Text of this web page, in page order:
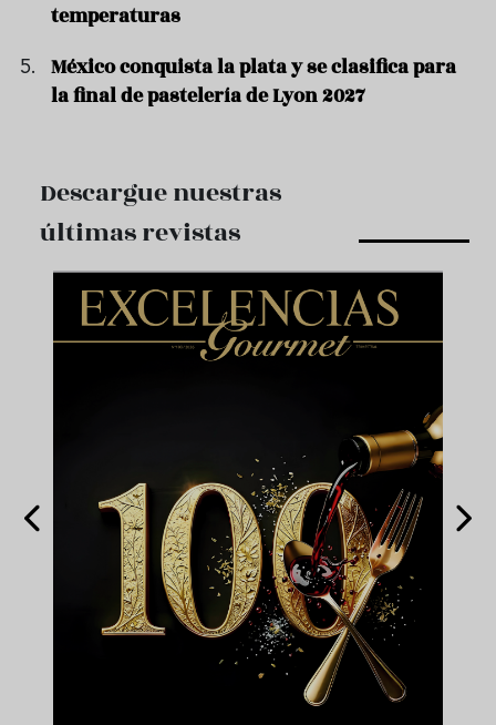
temperaturas
México conquista la plata y se clasifica para
la final de pastelería de Lyon 2027
Descargue nuestras
últimas revistas